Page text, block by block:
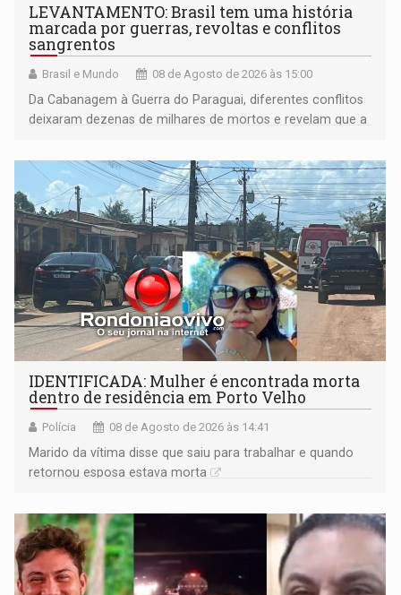
LEVANTAMENTO: Brasil tem uma história
marcada por guerras, revoltas e conflitos
sangrentos
Brasil e Mundo 08 de Agosto de 2026 às 15:00
Da Cabanagem à Guerra do Paraguai, diferentes conflitos
deixaram dezenas de milhares de mortos e revelam que a
territoriais e sociais
IDENTIFICADA: Mulher é encontrada morta
dentro de residência em Porto Velho
Polícia 08 de Agosto de 2026 às 14:41
Marido da vítima disse que saiu para trabalhar e quando
retornou esposa estava morta